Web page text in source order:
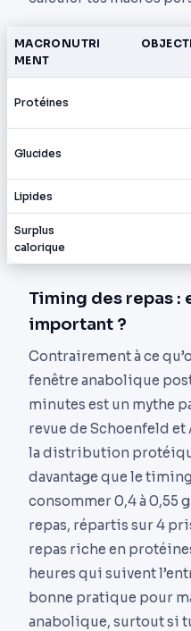
MACRONUTRI
MENT
Protéines
Glucides
Lipides
Surplus
calorique
Timing des repas
important ?
Contrairement à ce
fenêtre anabolique
minutes est un mythe
revue de Schoenfeld
la distribution
davantage que le
consommer 0,4 à 0,55
repas, répartis sur 4
repas riche en
heures qui suivent
bonne pratique pour
anabolique, surtout si